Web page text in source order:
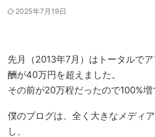
2025年7月19日
先月（2013年7月）はトータルで
酬が40万円を超えました。
その前が20万程だったので100%増
僕のブログは、全く大きなメディ
し、